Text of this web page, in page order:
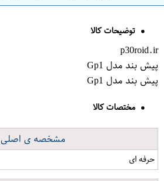
توضیحات کالا
p30roid.ir
پیش بند مدل Gp1
پیش بند مدل Gp1
مختصات کالا
مشخصه ی اصلی
حرفه ای